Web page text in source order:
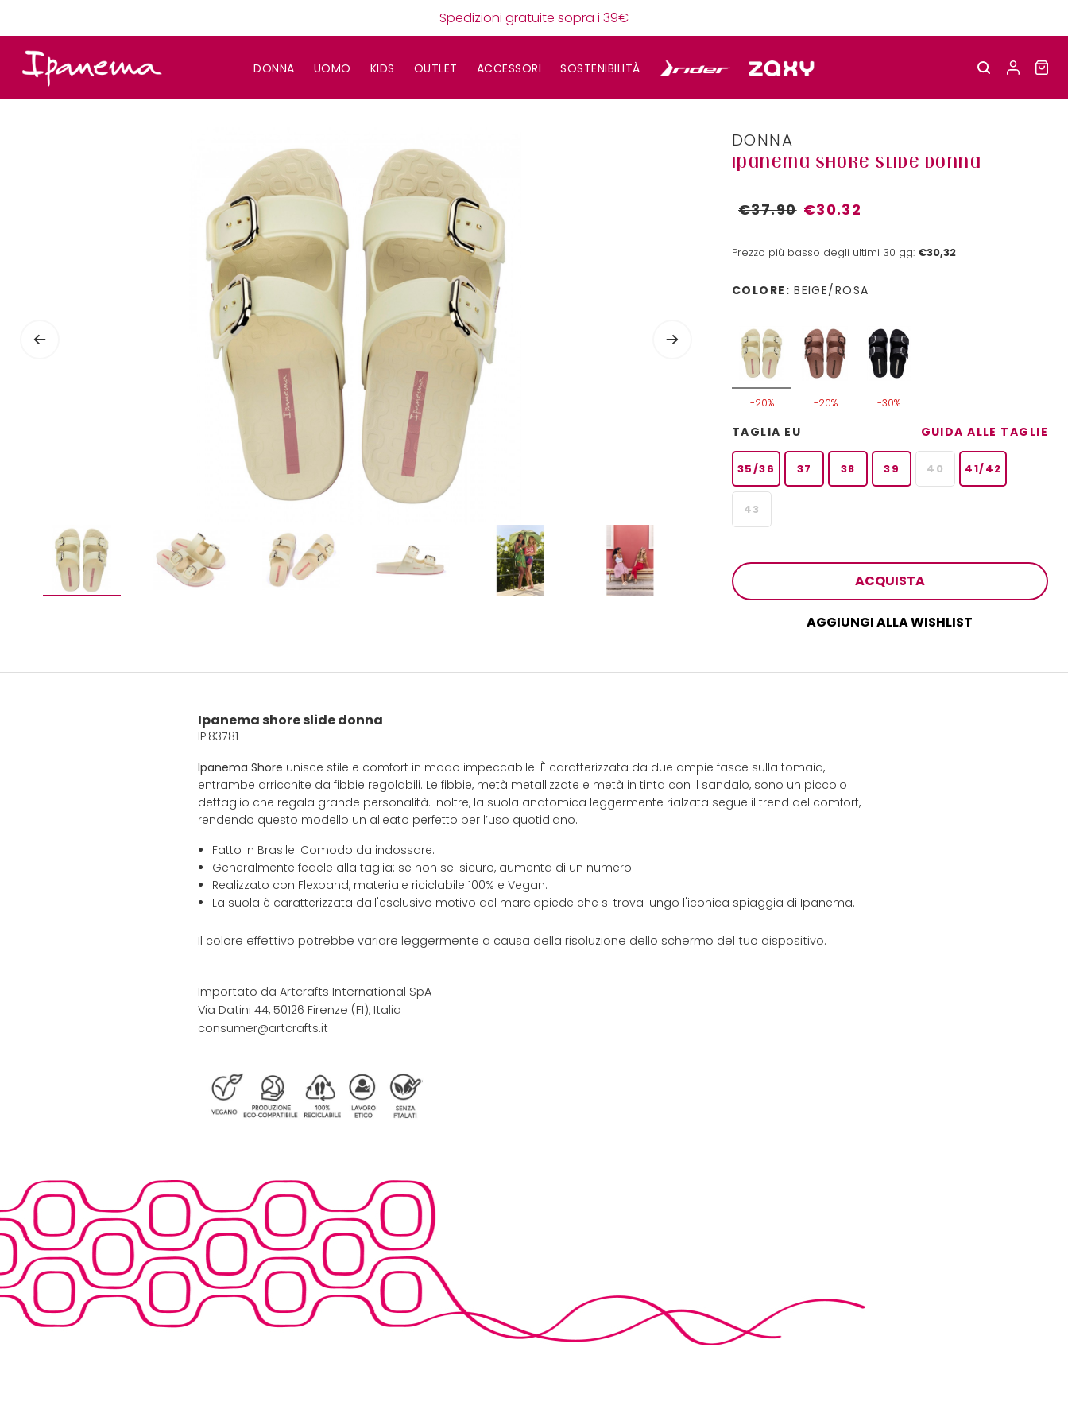
Spedizioni gratuite sopra i 39€
DONNA UOMO KIDS OUTLET ACCESSORI SOSTENIBILITÀ
DONNA
IPANEMA SHORE SLIDE DONNA
€37.90 €30.32
Prezzo più basso degli ultimi 30 gg: €30,32
COLORE: BEIGE/ROSA
-20% -20% -30%
TAGLIA EU GUIDA ALLE TAGLIE
35/36 37 38 39 40 41/42
43
ACQUISTA
AGGIUNGI ALLA WISHLIST
Ipanema shore slide donna
IP.83781
Ipanema Shore unisce stile e comfort in modo impeccabile. È caratterizzata da due ampie fasce sulla tomaia,
entrambe arricchite da fibbie regolabili. Le fibbie, metà metallizzate e metà in tinta con il sandalo, sono un piccolo
dettaglio che regala grande personalità. Inoltre, la suola anatomica leggermente rialzata segue il trend del comfort,
rendendo questo modello un alleato perfetto per l’uso quotidiano.
Fatto in Brasile. Comodo da indossare.
Generalmente fedele alla taglia: se non sei sicuro, aumenta di un numero.
Realizzato con Flexpand, materiale riciclabile 100% e Vegan.
La suola è caratterizzata dall'esclusivo motivo del marciapiede che si trova lungo l'iconica spiaggia di Ipanema.
Il colore effettivo potrebbe variare leggermente a causa della risoluzione dello schermo del tuo dispositivo.
Importato da Artcrafts International SpA
Via Datini 44, 50126 Firenze (FI), Italia
consumer@artcrafts.it